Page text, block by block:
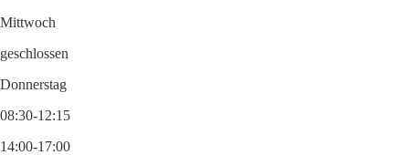
Mittwoch
geschlossen
Donnerstag
08:30-12:15
14:00-17:00